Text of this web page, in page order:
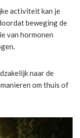
activiteit kan je
beweging de
van hormonen
naar de
om thuis of